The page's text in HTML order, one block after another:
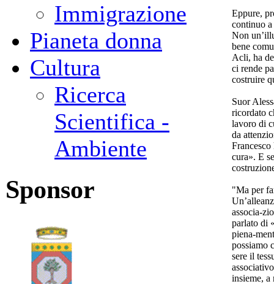
Immigrazione
Pianeta donna
Cultura
Ricerca
Scientifica -
Ambiente
Sponsor
Eppure,
continuo a
Non
bene
Acli, ha
ci rende
costruire
Suor
ricordato
lavoro di
da
cura». E
"Ma per
associa-
parlato di
piena-
possiamo
sere il
insieme, a